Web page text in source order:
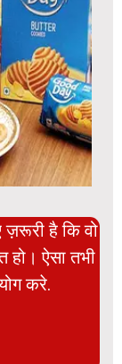
है कि वो
हो। ऐसा तभी
करे.